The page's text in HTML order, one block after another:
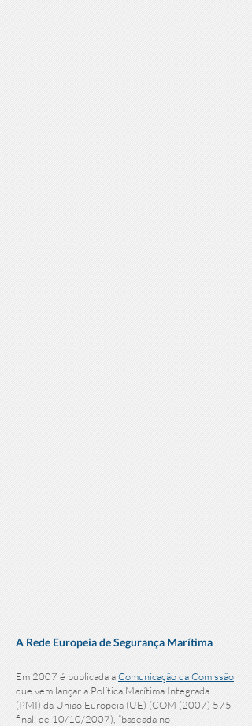
A Rede Europeia de Segurança Marítima
Em 2007 é publicada aComunicação da Comissão
que vem lançar a Política Marítima Integrada
(PMI) da União Europeia (UE) (COM (2007) 575
final, de 10/10/2007), “baseada no